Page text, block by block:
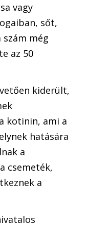
vagy
sőt,
még
az 50
kiderült,
kotinin, ami a
hatására
a
csemeték,
a